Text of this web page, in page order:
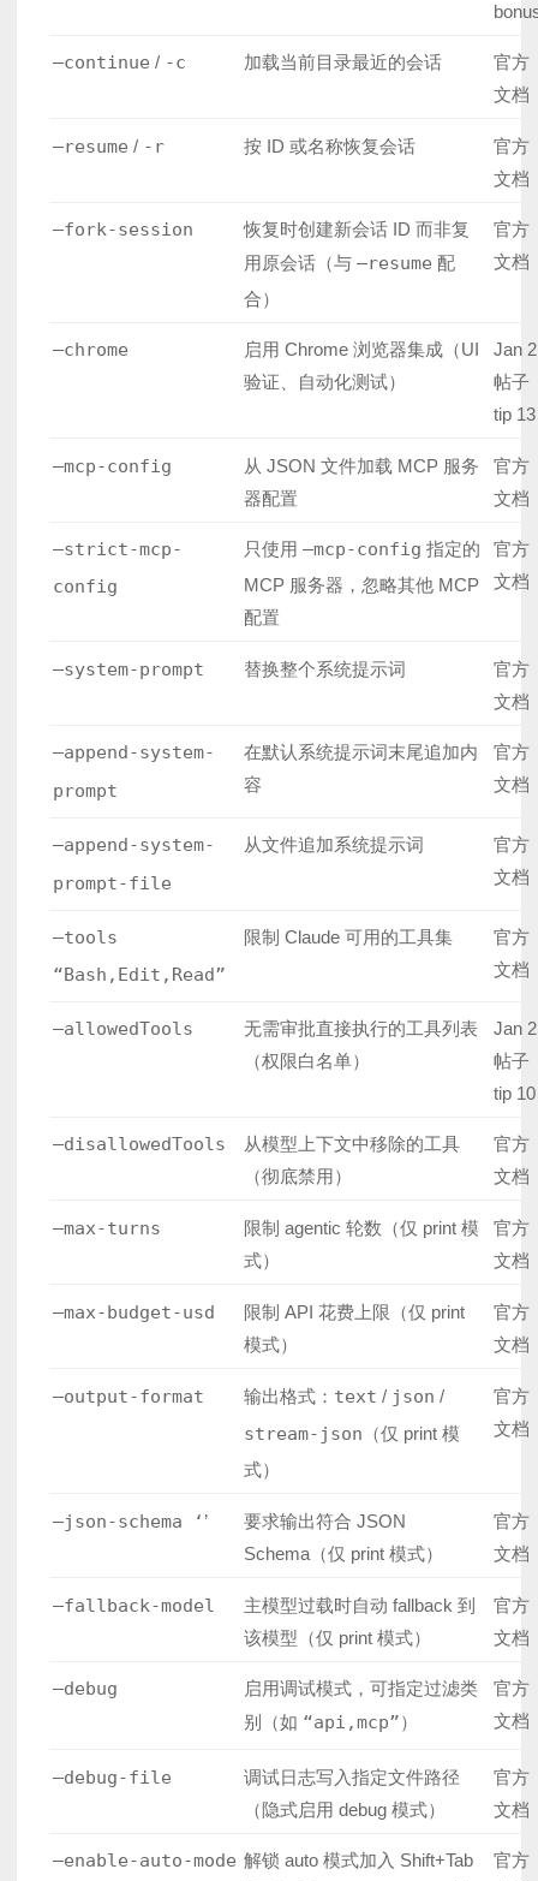
–continue / -c 加载当前目录最近的会话
官方
文档
–resume / -r 按 ID 或名称恢复会话
官方
文档
–fork-session
恢复时创建新会话 ID 而非复
用原会话（与 –resume 配
合）
官方
文档
–chrome
启用 Chrome 浏览器集成（UI
验证、自动化测试）
Jan 2
帖子
tip 13
–mcp-config
从 JSON 文件加载 MCP 服务
器配置
官方
文档
–strict-mcp-
config
只使用 –mcp-config 指定的
MCP 服务器，忽略其他 MCP
配置
官方
文档
–system-prompt 替换整个系统提示词
官方
文档
–append-system-
prompt
在默认系统提示词末尾追加内
容
官方
文档
–append-system-
prompt-file
从文件追加系统提示词
官方
文档
–tools
“Bash,Edit,Read”
限制 Claude 可用的工具集
官方
文档
–allowedTools
无需审批直接执行的工具列表
（权限白名单）
Jan 2
帖子
tip 10
–disallowedTools
从模型上下文中移除的工具
（彻底禁用）
官方
文档
–max-turns
限制 agentic 轮数（仅 print 模
式）
官方
文档
–max-budget-usd
限制 API 花费上限（仅 print
模式）
官方
文档
–output-format 输出格式： text / json /
stream-json （仅 print 模
式）
官方
文档
–json-schema ‘ ’
要求输出符合 JSON
Schema（仅 print 模式）
官方
文档
–fallback-model
主模型过载时自动 fallback 到
该模型（仅 print 模式）
官方
文档
–debug
启用调试模式，可指定过滤类
别（如 “api,mcp”）
官方
文档
–debug-file
调试日志写入指定文件路径
（隐式启用 debug 模式）
官方
文档
–enable-auto-mode 解锁 auto 模式加入 Shift+Tab
官方